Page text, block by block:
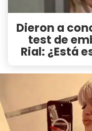
Dieron a
test de
Rial: ¿Está